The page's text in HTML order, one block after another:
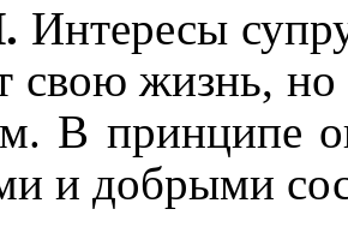
Интересы
свою жизнь,
В принципе
и добрыми